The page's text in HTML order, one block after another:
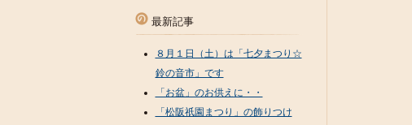
最新記事
８月１日（土）は「七夕まつり☆
鈴の音市」です
「お盆」のお供えに・・
「松阪祇園まつり」の飾りつけ